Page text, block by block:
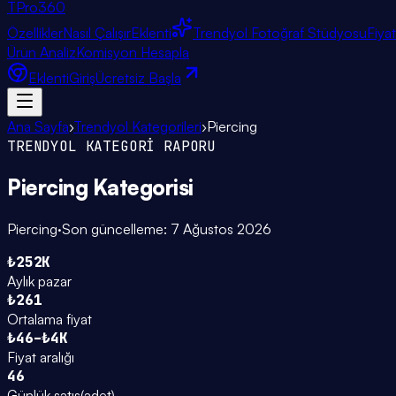
TPro360
ÖzelliklerNasıl ÇalışırEklenti Trendyol Fotoğraf Stüdyosu
Ürün AnalizKomisyon Hesapla
EklentiGirişÜcretsiz Başla
Ana Sayfa›Trendyol Kategorileri›Piercing
TRENDYOL KATEGORİ RAPORU
Piercing Kategorisi
Piercing·Son güncelleme: 7 Ağustos 2026
₺252K
Aylık pazar
₺261
Ortalama fiyat
₺46–₺4K
Fiyat aralığı
46